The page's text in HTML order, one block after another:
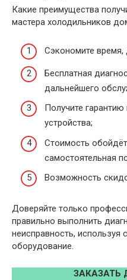
Какие преимущества
мастера холодильников
Сэкономите время,
Бесплатная
дальнейшего
Получите гарантию
устройства;
Стоимость
самостоятельная
Возможность
Доверяйте только
правильно выполнить
неисправность, используя
оборудование.
ЗАКАЗАТЬ